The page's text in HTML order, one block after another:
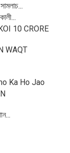
10 CRORE
WAQT
Ka Ho Jao